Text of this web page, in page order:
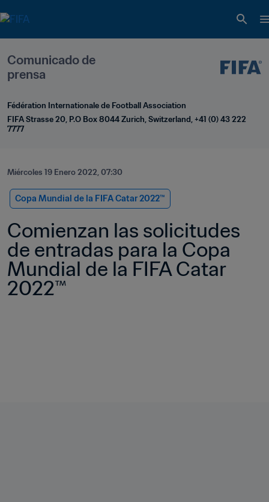
Comunicado de
prensa
Fédération Internationale de Football Association
FIFA Strasse 20, P.O Box 8044 Zurich, Switzerland, +41 (0) 43 222
7777
Miércoles 19 Enero 2022, 07:30
Copa Mundial de la FIFA Catar 2022™
Comienzan las solicitudes
de entradas para la Copa
Mundial de la FIFA Catar
2022™